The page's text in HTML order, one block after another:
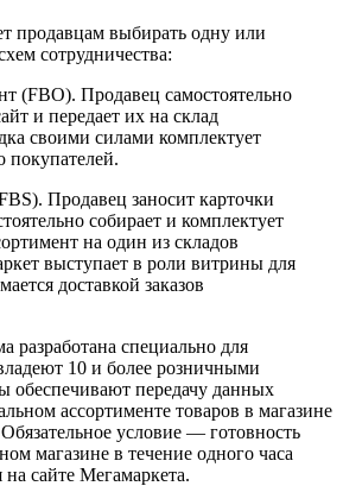
продавцам выбирать одну или
сотрудничества:
(FBO). Продавец самостоятельно
и передает их на склад
своими силами комплектует
покупателей.
Продавец заносит карточки
собирает и комплектует
на один из складов
выступает в роли витрины для
доставкой заказов
разработана специально для
10 и более розничными
обеспечивают передачу данных
ассортименте товаров в магазине
условие — готовность
магазине в течение одного часа
сайте Мегамаркета.